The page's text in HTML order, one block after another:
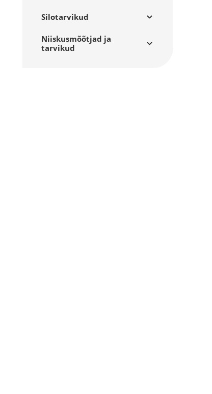
Silotarvikud
Niiskusmõõtjad ja
tarvikud